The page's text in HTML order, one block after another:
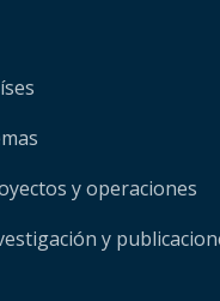
y operaciones
y